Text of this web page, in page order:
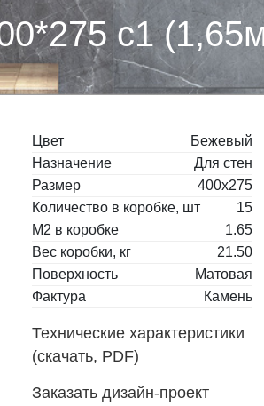
с1
Цвет
Бежевый
Назначение
Для стен
Размер
400x275
Количество в коробке, шт
15
М2 в коробке
1.65
Вес коробки, кг
21.50
Поверхность
Матовая
Фактура
Камень
Технические характеристики
(скачать, PDF)
Заказать дизайн-проект